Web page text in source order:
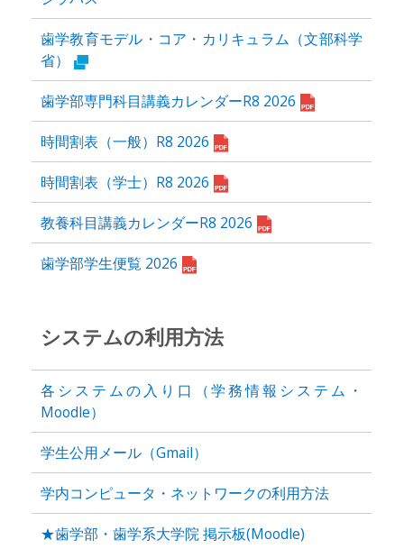
歯学教育モデル・コア・カリキュラム（文部科学
省）
歯学部専門科目講義カレンダーR8 2026
時間割表（一般）R8 2026
時間割表（学士）R8 2026
教養科目講義カレンダーR8 2026
歯学部学生便覧 2026
システムの利用方法
各システムの入り口（学務情報システム・
Moodle）
学生公用メール（Gmail）
学内コンピュータ・ネットワークの利用方法
★歯学部・歯学系大学院 掲示板(Moodle)